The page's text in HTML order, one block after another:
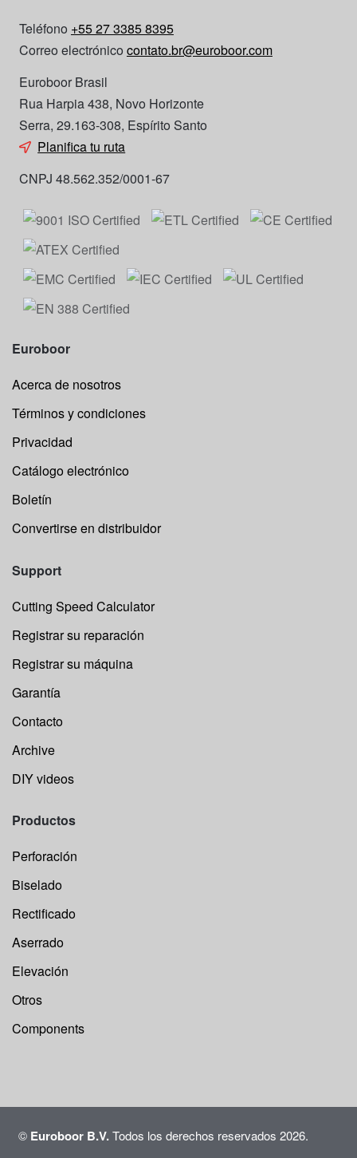
Teléfono +55 27 3385 8395
Correo electrónico contato.br@euroboor.com
Euroboor Brasil
Rua Harpia 438, Novo Horizonte
Serra, 29.163-308, Espírito Santo
Planifica tu ruta
CNPJ 48.562.352/0001-67
Euroboor
Acerca de nosotros
Términos y condiciones
Privacidad
Catálogo electrónico
Boletín
Convertirse en distribuidor
Support
Cutting Speed Calculator
Registrar su reparación
Registrar su máquina
Garantía
Contacto
Archive
DIY videos
Productos
Perforación
Biselado
Rectificado
Aserrado
Elevación
Otros
Components
© Euroboor B.V.Todos los derechos reservados 2026.